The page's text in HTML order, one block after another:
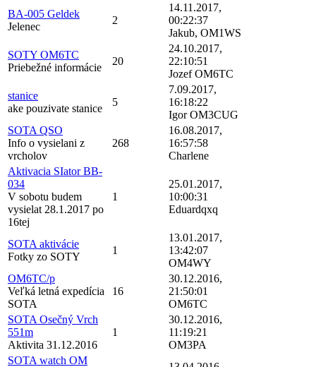
BA-005 Geldek
Jelenec
2
14.11.2017,
00:22:37
Jakub, OM1WS
SOTY OM6TC
Priebežné informácie
20
24.10.2017,
22:10:51
Jozef OM6TC
stanice
ake pouzivate stanice
5
7.09.2017,
16:18:22
Igor OM3CUG
SOTA QSO
Info o vysielani z
vrcholov
268
16.08.2017,
16:57:58
Charlene
Aktivacia SIator BB-
034
V sobotu budem
vysielat 28.1.2017 po
16tej
1
25.01.2017,
10:00:31
Eduardqxq
SOTA aktivácie
Fotky zo SOTY
1
13.01.2017,
13:42:07
OM4WY
OM6TC/p
Veľká letná expedícia
SOTA
16
30.12.2016,
21:50:01
OM6TC
SOTA Osečný Vrch
551m
Aktivita 31.12.2016
1
30.12.2016,
11:19:21
OM3PA
SOTA watch OM